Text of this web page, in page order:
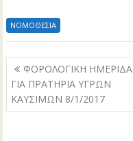
ΝΟΜΟΘΕΣΙΑ
Πλοήγηση
άρθρων
ΦΟΡΟΛΟΓΙΚΗ ΗΜΕΡΙΔΑ
ΓΙΑ ΠΡΑΤΗΡΙΑ ΥΓΡΩΝ
ΚΑΥΣΙΜΩΝ 8/1/2017